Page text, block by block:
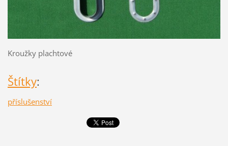
Kroužky plachtové
Štítky:
příslušenství